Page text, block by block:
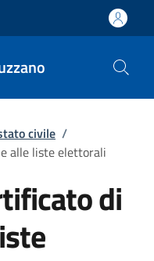
civile /
alle liste elettorali
di